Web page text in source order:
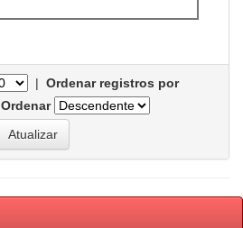
| Ordenar registros por
Ordenar